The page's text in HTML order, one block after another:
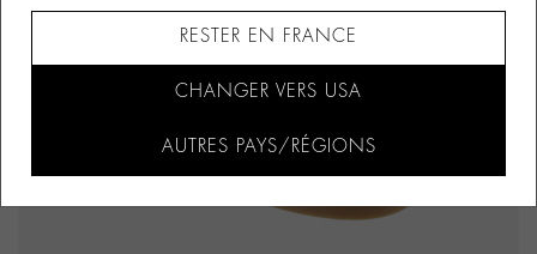
RESTER EN FRANCE
CHANGER VERS USA
AUTRES PAYS/RÉGIONS